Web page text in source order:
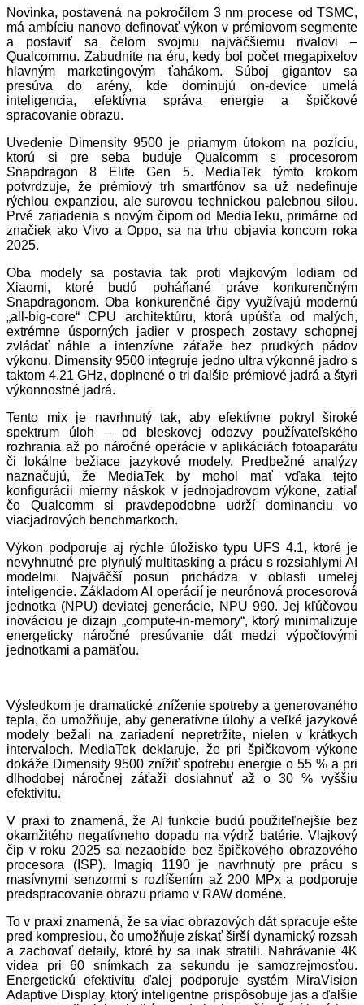
Novinka, postavená na pokročilom 3 nm procese od TSMC,
má ambíciu nanovo definovať výkon v prémiovom segmente
a postaviť sa čelom svojmu najväčšiemu rivalovi –
Qualcommu. Zabudnite na éru, kedy bol počet megapixelov
hlavným marketingovým ťahákom. Súboj gigantov sa
presúva do arény, kde dominujú on-device umelá
inteligencia, efektívna správa energie a špičkové
spracovanie obrazu.
Uvedenie Dimensity 9500 je priamym útokom na pozíciu,
ktorú si pre seba buduje Qualcomm s procesorom
Snapdragon 8 Elite Gen 5. MediaTek týmto krokom
potvrdzuje, že prémiový trh smartfónov sa už nedefinuje
rýchlou expanziou, ale surovou technickou palebnou silou.
Prvé zariadenia s novým čipom od MediaTeku, primárne od
značiek ako Vivo a Oppo, sa na trhu objavia koncom roka
2025.
Oba modely sa postavia tak proti vlajkovým lodiam od
Xiaomi, ktoré budú poháňané práve konkurenčným
Snapdragonom. Oba konkurenčné čipy využívajú modernú
„all-big-core“ CPU architektúru, ktorá upúšťa od malých,
extrémne úsporných jadier v prospech zostavy schopnej
zvládať náhle a intenzívne záťaže bez prudkých pádov
výkonu. Dimensity 9500 integruje jedno ultra výkonné jadro s
taktom 4,21 GHz, doplnené o tri ďalšie prémiové jadrá a štyri
výkonnostné jadrá.
Tento mix je navrhnutý tak, aby efektívne pokryl široké
spektrum úloh – od bleskovej odozvy používateľského
rozhrania až po náročné operácie v aplikáciách fotoaparátu
či lokálne bežiace jazykové modely. Predbežné analýzy
naznačujú, že MediaTek by mohol mať vďaka tejto
konfigurácii mierny náskok v jednojadrovom výkone, zatiaľ
čo Qualcomm si pravdepodobne udrží dominanciu vo
viacjadrových benchmarkoch.
Výkon podporuje aj rýchle úložisko typu UFS 4.1, ktoré je
nevyhnutné pre plynulý multitasking a prácu s rozsiahlymi AI
modelmi. Najväčší posun prichádza v oblasti umelej
inteligencie. Základom AI operácií je neurónová procesorová
jednotka (NPU) deviatej generácie, NPU 990. Jej kľúčovou
inováciou je dizajn „compute-in-memory“, ktorý minimalizuje
energeticky náročné presúvanie dát medzi výpočtovými
jednotkami a pamäťou.
Výsledkom je dramatické zníženie spotreby a generovaného
tepla, čo umožňuje, aby generatívne úlohy a veľké jazykové
modely bežali na zariadení nepretržite, nielen v krátkych
intervaloch. MediaTek deklaruje, že pri špičkovom výkone
dokáže Dimensity 9500 znížiť spotrebu energie o 55 % a pri
dlhodobej náročnej záťaži dosiahnuť až o 30 % vyššiu
efektivitu.
V praxi to znamená, že AI funkcie budú použiteľnejšie bez
okamžitého negatívneho dopadu na výdrž batérie. Vlajkový
čip v roku 2025 sa nezaobíde bez špičkového obrazového
procesora (ISP). Imagiq 1190 je navrhnutý pre prácu s
masívnymi senzormi s rozlíšením až 200 MPx a podporuje
predspracovanie obrazu priamo v RAW doméne.
To v praxi znamená, že sa viac obrazových dát spracuje ešte
pred kompresiou, čo umožňuje získať širší dynamický rozsah
a zachovať detaily, ktoré by sa inak stratili. Nahrávanie 4K
videa pri 60 snímkach za sekundu je samozrejmosťou.
Energetickú efektivitu ďalej podporuje systém MiraVision
Adaptive Display, ktorý inteligentne prispôsobuje jas a ďalšie